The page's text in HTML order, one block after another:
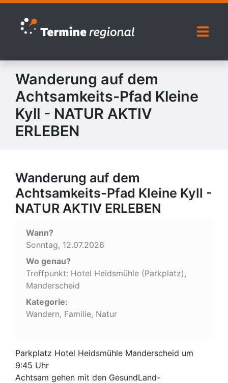
Zur Navigation springen
Zum Inhalt springen
Wanderung auf dem
Achtsamkeits-Pfad Kleine
Kyll - NATUR AKTIV
ERLEBEN
Wanderung auf dem
Achtsamkeits-Pfad Kleine Kyll -
NATUR AKTIV ERLEBEN
Wann?
Sonntag, 12.07.2026
Wo genau?
Treffpunkt: Hotel Heidsmühle (Parkplatz),
Manderscheid
Kategorie:
Wandern, Familie, Natur
Parkplatz Hotel Heidsmühle Manderscheid um
9:45 Uhr
Achtsam gehen mit den GesundLand-